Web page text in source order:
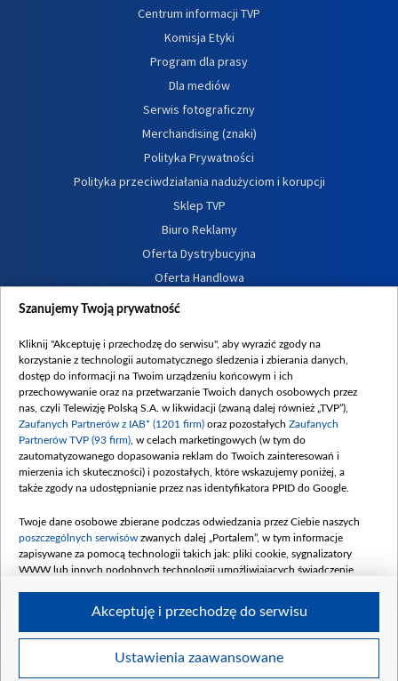
Centrum informacji TVP
Komisja Etyki
Program dla prasy
Dla mediów
Serwis fotograficzny
Merchandising (znaki)
Polityka Prywatności
Polityka przeciwdziałania nadużyciom i korupcji
Sklep TVP
Biuro Reklamy
Oferta Dystrybucyjna
Oferta Handlowa
Dostępność
Procedura zgłoszeń wewnętrznych
Szanujemy Twoją prywatność
Kliknij "Akceptuję i przechodzę do serwisu", aby wyrazić zgody na
korzystanie z technologii automatycznego śledzenia i zbierania danych,
dostęp do informacji na Twoim urządzeniu końcowym i ich
przechowywanie oraz na przetwarzanie Twoich danych osobowych przez
nas, czyli Telewizję Polską S.A. w likwidacji (zwaną dalej również „TVP”),
Zaufanych Partnerów z IAB* (1201 firm) oraz pozostałych Zaufanych
Partnerów TVP (93 firm) , w celach marketingowych (w tym do
zautomatyzowanego dopasowania reklam do Twoich zainteresowań i
mierzenia ich skuteczności) i pozostałych, które wskazujemy poniżej, a
także zgody na udostępnianie przez nas identyfikatora PPID do Google.
Twoje dane osobowe zbierane podczas odwiedzania przez Ciebie naszych
poszczególnych serwisów zwanych dalej „Portalem”, w tym informacje
zapisywane za pomocą technologii takich jak: pliki cookie, sygnalizatory
WWW lub innych podobnych technologii umożliwiających świadczenie
Twoje dane osobowe zbierane podczas odwiedzania przez Ciebie
Ustawienia zaawansowane
Akceptuję i przechodzę do serwisu